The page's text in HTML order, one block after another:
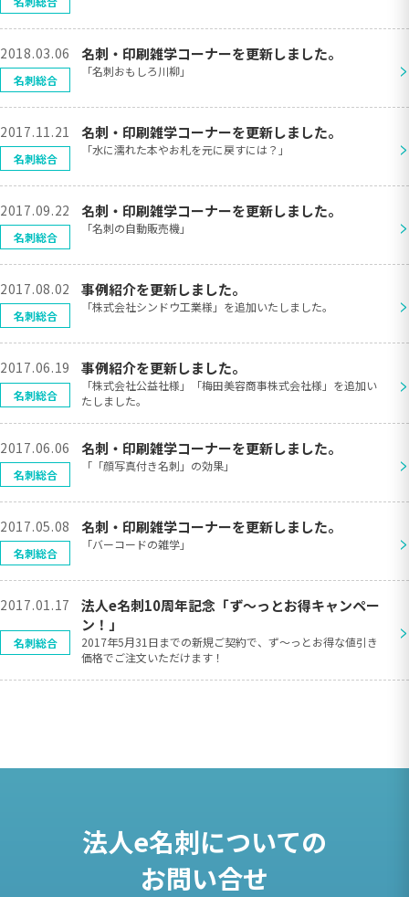
2018.03.06 名刺・印刷雑学コーナーを更新しました。
「名刺おもしろ川柳」 >
名刺総合
2017.11.21 名刺・印刷雑学コーナーを更新しました。
「水に濡れた本やお札を元に戻すには？」 >
名刺総合
2017.09.22 名刺・印刷雑学コーナーを更新しました。
「名刺の自動販売機」 >
名刺総合
2017.08.02 事例紹介を更新しました。
「株式会社シンドウ工業様」を追加いたしました。 >
名刺総合
2017.06.19 事例紹介を更新しました。
「株式会社公益社様」「梅田美容商事株式会社様」を追加い
たしました。
>
名刺総合
2017.06.06 名刺・印刷雑学コーナーを更新しました。
「「顔写真付き名刺」の効果」 >
名刺総合
2017.05.08 名刺・印刷雑学コーナーを更新しました。
「バーコードの雑学」 >
名刺総合
2017.01.17
法人e名刺10周年記念「ず〜っとお得キャンペー
ン！」
2017年5月31日までの新規ご契約で、ず〜っとお得な値引き
価格でご注文いただけます！
>
名刺総合
法人e名刺についての
お問い合せ